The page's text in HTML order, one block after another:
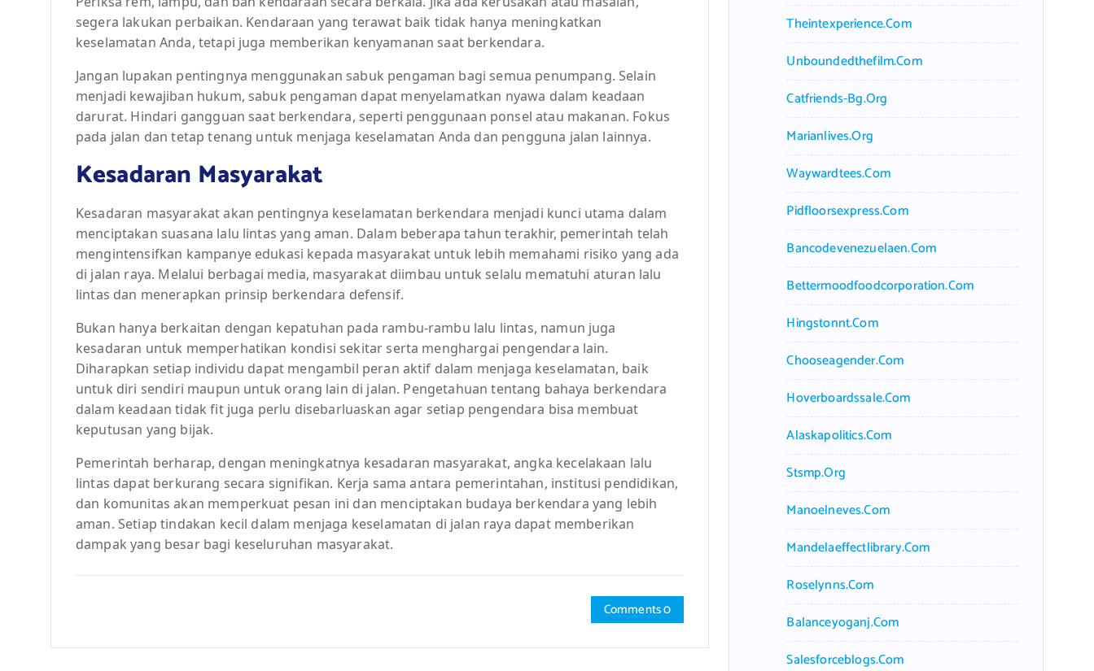
segera lakukan perbaikan. Kendaraan yang terawat baik tidak hanya meningkatkan
keselamatan Anda, tetapi juga memberikan kenyamanan saat berkendara.
Jangan lupakan pentingnya menggunakan sabuk pengaman bagi semua penumpang. Selain
menjadi kewajiban hukum, sabuk pengaman dapat menyelamatkan nyawa dalam keadaan
darurat. Hindari gangguan saat berkendara, seperti penggunaan ponsel atau makanan. Fokus
pada jalan dan tetap tenang untuk menjaga keselamatan Anda dan pengguna jalan lainnya.
Kesadaran Masyarakat
Kesadaran masyarakat akan pentingnya keselamatan berkendara menjadi kunci utama dalam
menciptakan suasana lalu lintas yang aman. Dalam beberapa tahun terakhir, pemerintah telah
mengintensifkan kampanye edukasi kepada masyarakat untuk lebih memahami risiko yang ada
di jalan raya. Melalui berbagai media, masyarakat diimbau untuk selalu mematuhi aturan lalu
lintas dan menerapkan prinsip berkendara defensif.
Bukan hanya berkaitan dengan kepatuhan pada rambu-rambu lalu lintas, namun juga
kesadaran untuk memperhatikan kondisi sekitar serta menghargai pengendara lain.
Diharapkan setiap individu dapat mengambil peran aktif dalam menjaga keselamatan, baik
untuk diri sendiri maupun untuk orang lain di jalan. Pengetahuan tentang bahaya berkendara
dalam keadaan tidak fit juga perlu disebarluaskan agar setiap pengendara bisa membuat
keputusan yang bijak.
Pemerintah berharap, dengan meningkatnya kesadaran masyarakat, angka kecelakaan lalu
lintas dapat berkurang secara signifikan. Kerja sama antara pemerintahan, institusi pendidikan,
dan komunitas akan memperkuat pesan ini dan menciptakan budaya berkendara yang lebih
aman. Setiap tindakan kecil dalam menjaga keselamatan di jalan raya dapat memberikan
dampak yang besar bagi keseluruhan masyarakat.
Comments 0
Theintexperience.com
Unboundedthefilm.com
Catfriends-Bg.org
Marianlives.org
Waywardtees.com
Pidfloorsexpress.com
Bancodevenezuelaen.com
Bettermoodfoodcorporation.com
Hingstonnt.com
Chooseagender.com
Hoverboardssale.com
Alaskapolitics.com
Stsmp.org
Manoelneves.com
Mandelaeffectlibrary.com
Roselynns.com
Balanceyoganj.com
Salesforceblogs.com